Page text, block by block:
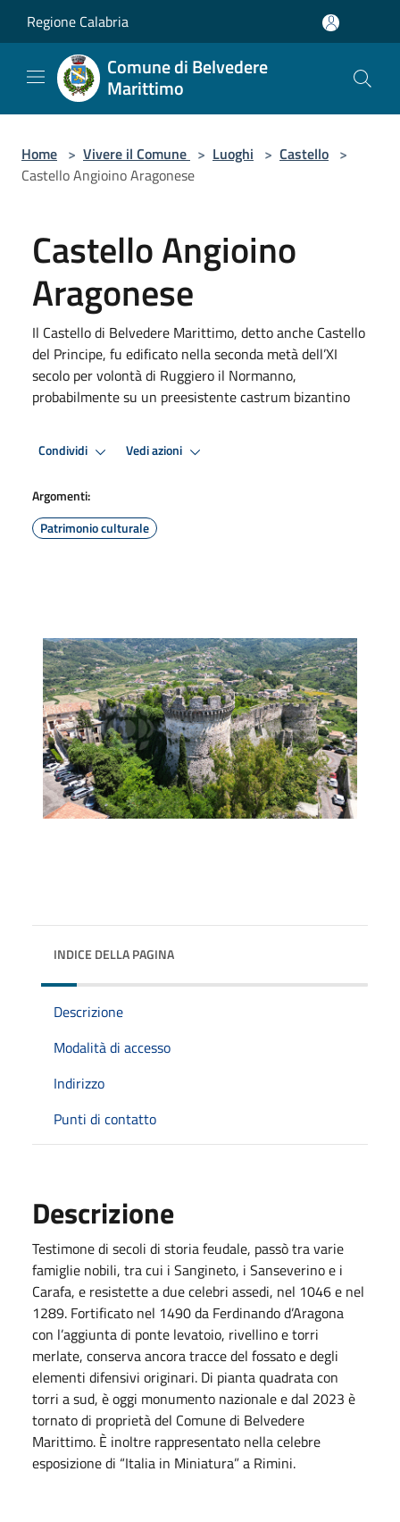
Regione Calabria
Comune di Belvedere
Marittimo
Home > Vivere il Comune > Luoghi > Castello >
Castello Angioino Aragonese
Castello Angioino
Aragonese
Il Castello di Belvedere Marittimo, detto anche Castello
del Principe, fu edificato nella seconda metà dell’XI
secolo per volontà di Ruggiero il Normanno,
probabilmente su un preesistente castrum bizantino
Condividi Vedi azioni
Argomenti:
Patrimonio culturale
INDICE DELLA PAGINA
Descrizione
Modalità di accesso
Indirizzo
Punti di contatto
Descrizione
Testimone di secoli di storia feudale, passò tra varie
famiglie nobili, tra cui i Sangineto, i Sanseverino e i
Carafa, e resistette a due celebri assedi, nel 1046 e nel
1289. Fortificato nel 1490 da Ferdinando d’Aragona
con l’aggiunta di ponte levatoio, rivellino e torri
merlate, conserva ancora tracce del fossato e degli
elementi difensivi originari. Di pianta quadrata con
torri a sud, è oggi monumento nazionale e dal 2023 è
tornato di proprietà del Comune di Belvedere
Marittimo. È inoltre rappresentato nella celebre
esposizione di “Italia in Miniatura” a Rimini.